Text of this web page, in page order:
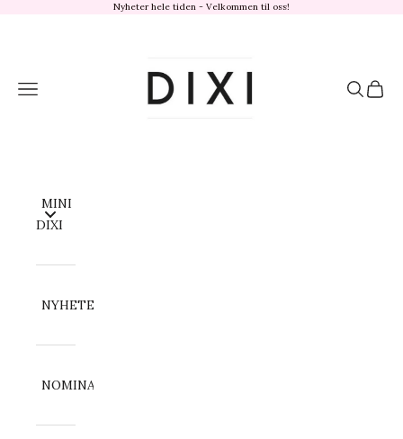
Nyheter hele tiden - Velkommen til oss!
Meny Søk
MINI
DIXI
NYHETER
NOMINATION